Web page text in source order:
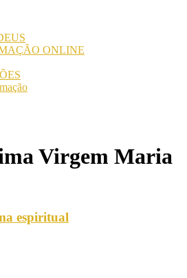
ONLINE
Virgem Maria
espiritual